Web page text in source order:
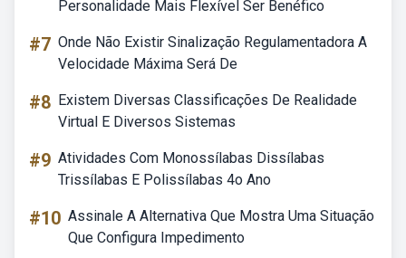
Personalidade Mais Flexível Ser Benéfico
#7 Onde Não Existir Sinalização Regulamentadora A
Velocidade Máxima Será De
#8 Existem Diversas Classificações De Realidade
Virtual E Diversos Sistemas
#9 Atividades Com Monossílabas Dissílabas
Trissílabas E Polissílabas 4o Ano
#10 Assinale A Alternativa Que Mostra Uma Situação
Que Configura Impedimento